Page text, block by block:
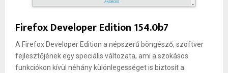
Firefox Developer Edition 154.0b7
A Firefox Developer Edition a népszerű böngésző, szoftver
fejlesztőjének egy speciális változata, ami a szokásos
funkciókon kívül néhány különlegességet is biztosít a